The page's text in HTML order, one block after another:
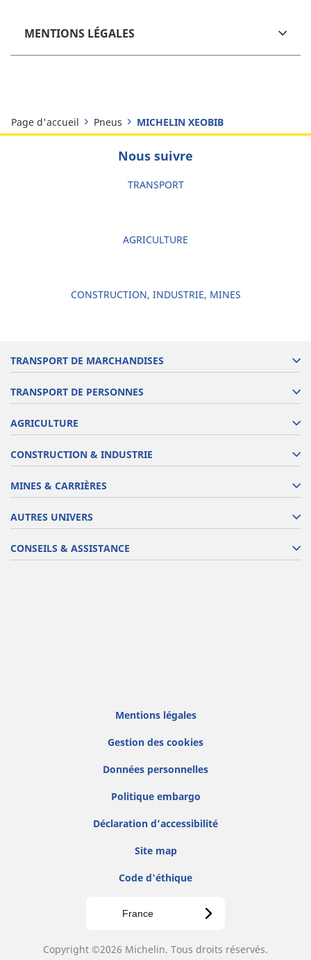
MENTIONS LÉGALES
Page d'accueil Pneus MICHELIN XEOBIB
Nous suivre
TRANSPORT
AGRICULTURE
CONSTRUCTION, INDUSTRIE, MINES
TRANSPORT DE MARCHANDISES
TRANSPORT DE PERSONNES
AGRICULTURE
CONSTRUCTION & INDUSTRIE
MINES & CARRIÈRES
AUTRES UNIVERS
CONSEILS & ASSISTANCE
Mentions légales
Gestion des cookies
Données personnelles
Politique embargo
Déclaration d’accessibilité
Site map
Code d'éthique
France
Copyright ©2026 Michelin. Tous droits réservés.